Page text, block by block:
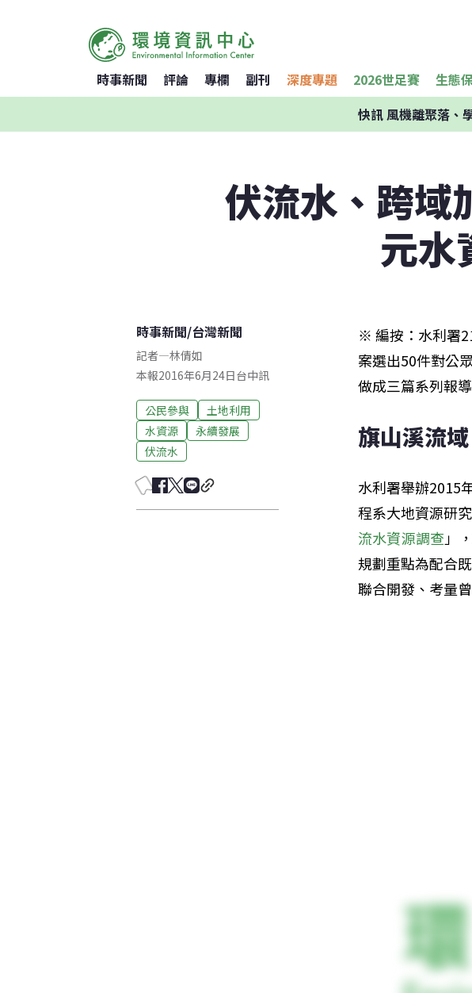
時事新聞 評論 專欄 副刊 深度專題 2026世足賽 生態
快訊風機離聚落、
伏流水、跨域
元水
時事新聞/台灣新聞
記者—林倩如
本報2016年6月24日台中訊
公民參與
土地利用
水資源
永續發展
伏流水
※ 編按：水利署
案選出50件對公
做成三篇系列報
旗山溪流
水利署舉辦2015
程系大地資源研
流水資源調查 」
規劃重點為配合
聯合開發、考量